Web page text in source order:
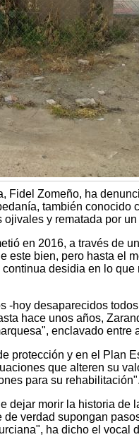
Fidel Zomeño, ha
también conocido
y rematada por
en 2016, a través de
bien, pero hasta el
desidia en lo que
-hoy desaparecidos
hace unos años,
enclavado entre
protección y en el Plan
que alteren su
para su rehabilitación".
dejar morir la historia de
verdad supongan
ha dicho el vocal